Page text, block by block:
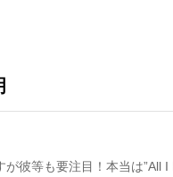
彼等も要注目！本当は”All I